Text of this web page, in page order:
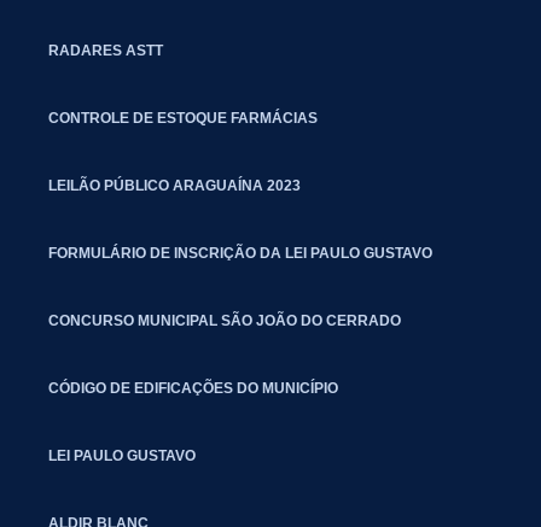
RADARES ASTT
CONTROLE DE ESTOQUE FARMÁCIAS
LEILÃO PÚBLICO ARAGUAÍNA 2023
FORMULÁRIO DE INSCRIÇÃO DA LEI PAULO GUSTAVO
CONCURSO MUNICIPAL SÃO JOÃO DO CERRADO
CÓDIGO DE EDIFICAÇÕES DO MUNICÍPIO
LEI PAULO GUSTAVO
ALDIR BLANC